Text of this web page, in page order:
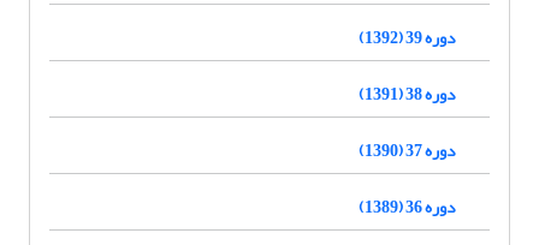
دوره 39 (1392)
دوره 38 (1391)
دوره 37 (1390)
دوره 36 (1389)